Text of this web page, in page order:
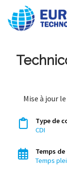
Mise à jour
Type de
CDI
Temps
Temps